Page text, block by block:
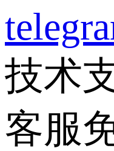
技术
客服